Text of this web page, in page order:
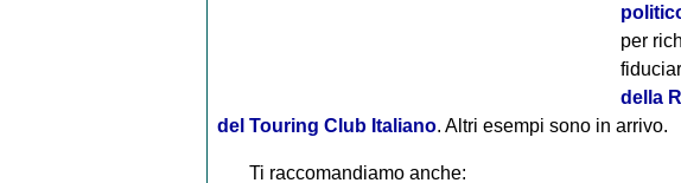
per
della
del Touring Club Italiano. Altri esempi sono in arrivo.
Ti raccomandiamo anche: